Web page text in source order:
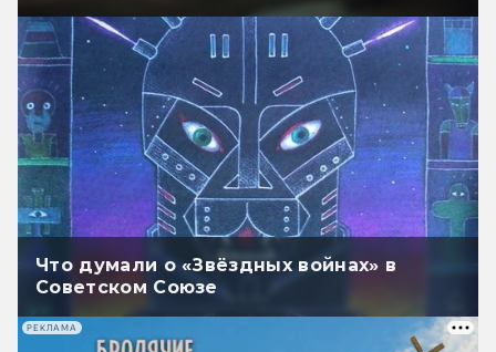
Что думали о «Звёздных войнах» в
Советском Союзе
РЕКЛАМА